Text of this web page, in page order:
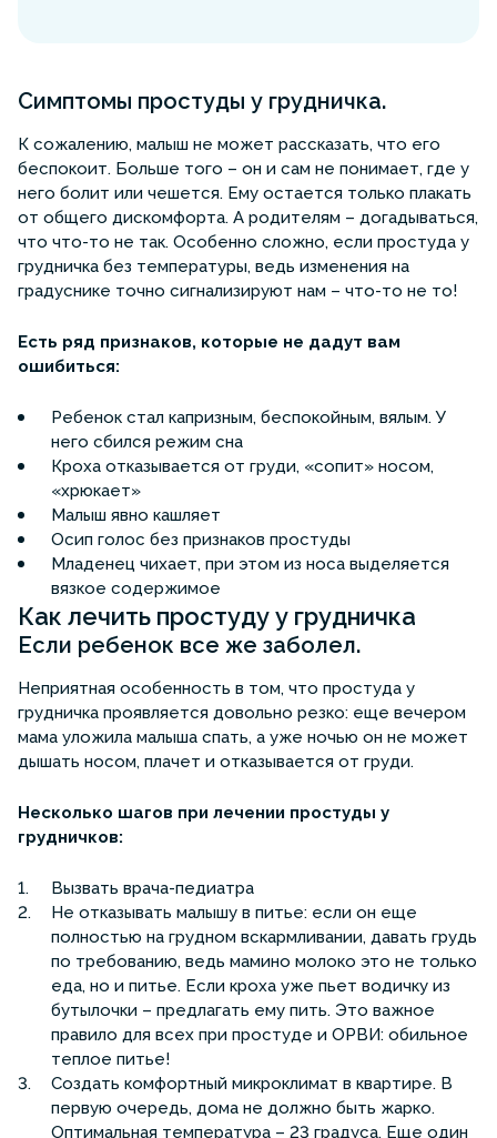
Симптомы простуды у грудничка.
К сожалению, малыш не может рассказать, что его
беспокоит. Больше того – он и сам не понимает, где у
него болит или чешется. Ему остается только плакать
от общего дискомфорта. А родителям – догадываться,
что что-то не так. Особенно сложно, если простуда у
грудничка без температуры, ведь изменения на
градуснике точно сигнализируют нам – что-то не то!
Есть ряд признаков, которые не дадут вам
ошибиться:
Ребенок стал капризным, беспокойным, вялым. У
него сбился режим сна
Кроха отказывается от груди, «сопит» носом,
«хрюкает»
Малыш явно кашляет
Осип голос без признаков простуды
Младенец чихает, при этом из носа выделяется
вязкое содержимое
Как лечить простуду у грудничка
Если ребенок все же заболел.
Неприятная особенность в том, что простуда у
грудничка проявляется довольно резко: еще вечером
мама уложила малыша спать, а уже ночью он не может
дышать носом, плачет и отказывается от груди.
Несколько шагов при лечении простуды у
грудничков:
Вызвать врача-педиатра
Не отказывать малышу в питье: если он еще
полностью на грудном вскармливании, давать грудь
по требованию, ведь мамино молоко это не только
еда, но и питье. Если кроха уже пьет водичку из
бутылочки – предлагать ему пить. Это важное
правило для всех при простуде и ОРВИ: обильное
теплое питье!
Создать комфортный микроклимат в квартире. В
первую очередь, дома не должно быть жарко.
Оптимальная температура – 23 градуса. Еще один